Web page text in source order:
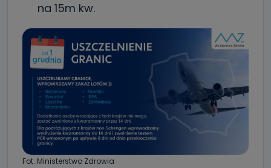
na 15m kw.
Fot. Ministerstwo Zdrowia